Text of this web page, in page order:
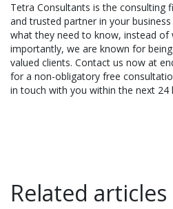
Tetra Consultants is the consulting
and trusted partner in your
what they need to know, instead
importantly, we are known for
valued clients. Contact us now at
for a non-obligatory free
in touch with you within the next 24
Related